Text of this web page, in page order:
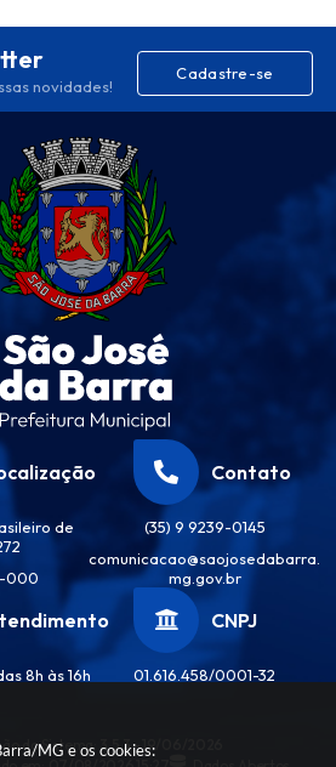
MG e os cookies:
novidades!
Cadastre-se
de
000
Contato
(35) 9 9239-0145
comunicacao@saojosedabarra.
mg.gov.br
8h às 16h
CNPJ
01.616.458/0001-32
do Sistema: 3.5.3 - 19/06/2026